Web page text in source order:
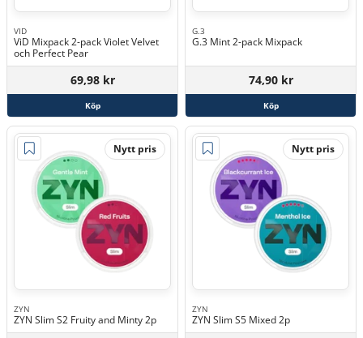
VID
ViD Mixpack 2-pack Violet Velvet
och Perfect Pear
69,98 kr
Köp
G.3
G.3 Mint 2-pack Mixpack
74,90 kr
Köp
Nytt pris
ZYN
ZYN Slim S2 Fruity and Minty 2p
Nytt pris
ZYN
ZYN Slim S5 Mixed 2p